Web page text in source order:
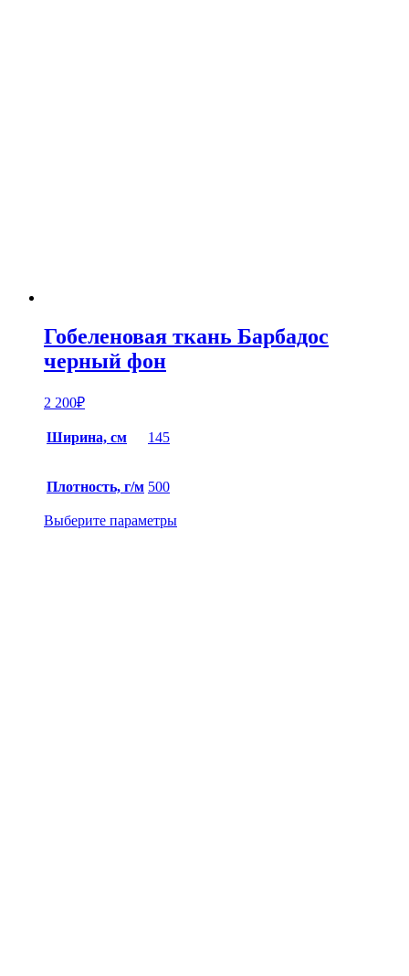
Гобеленовая ткань Барбадос
черный фон
2 200₽
Ширина, см 145
Плотность, г/м 500
Выберите параметры